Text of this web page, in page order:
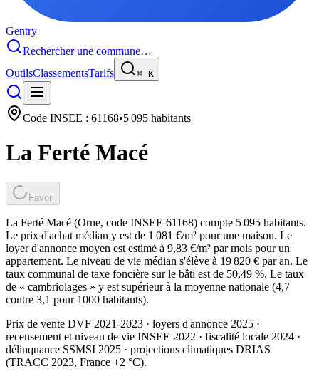
Gentry
Rechercher une commune…
OutilsClassementsTarifs ⌘ K
Code INSEE : 61168•5 095 habitants
La Ferté Macé
Favori
La Ferté Macé (Orne, code INSEE 61168) compte 5 095 habitants.
Le prix d'achat médian y est de 1 081 €/m² pour une maison. Le
loyer d'annonce moyen est estimé à 9,83 €/m² par mois pour un
appartement. Le niveau de vie médian s'élève à 19 820 € par an. Le
taux communal de taxe foncière sur le bâti est de 50,49 %. Le taux
de « cambriolages » y est supérieur à la moyenne nationale (4,7
contre 3,1 pour 1000 habitants).
Prix de vente DVF 2021-2023 · loyers d'annonce 2025 ·
recensement et niveau de vie INSEE 2022 · fiscalité locale 2024 ·
délinquance SSMSI 2025 · projections climatiques DRIAS
(TRACC 2023, France +2 °C).